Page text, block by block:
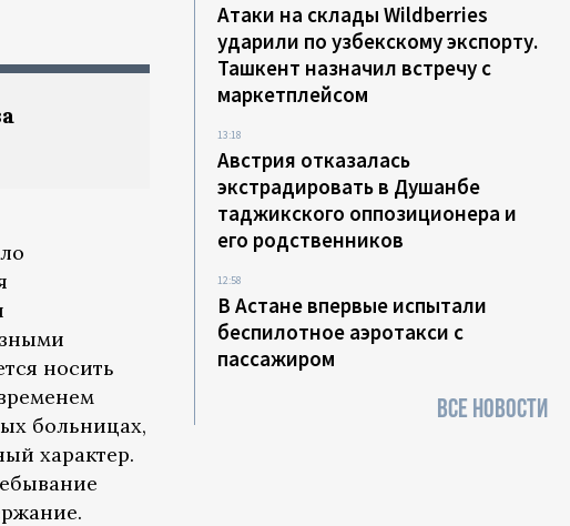
носить
больницах,
характер.
Атаки на склады Wildberries
ударили по узбекскому экспорту.
Ташкент назначил встречу с
маркетплейсом
13:18
Австрия отказалась
экстрадировать в Душанбе
таджикского оппозиционера и
его родственников
12:58
В Астане впервые испытали
беспилотное аэротакси с
пассажиром
ВСЕ НОВОСТИ